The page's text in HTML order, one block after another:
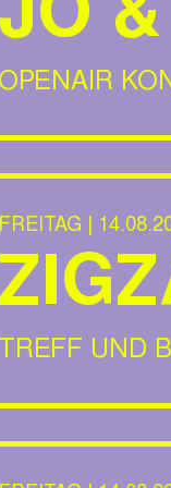
JO
OPENAIR
FREITAG |
TREFF UND